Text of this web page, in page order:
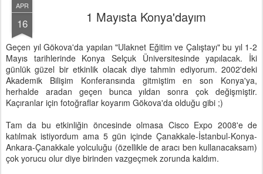
APR
16 1 Mayısta Konya'dayım
Geçen yıl Gökova'da yapılan "Ulaknet Eğitim ve Çalıştayı" bu yıl 1-2
Mayıs tarihlerinde Konya Selçuk Üniversitesinde yapılacak. İki
günlük güzel bir etkinlik olacak diye tahmin ediyorum. 2002'deki
Akademik Bilişim Konferansında gitmiştim en son Konya'ya,
herhalde aradan geçen bunca yıldan sonra çok değişmiştir.
Kaçıranlar için fotoğraflar koyarım Gökova'da olduğu gibi ;)
Tam da bu etkinliğin öncesinde olmasa Cisco Expo 2008'e de
katılmak istiyordum ama 5 gün içinde Çanakkale-İstanbul-Konya-
Ankara-Çanakkale yolculuğu (özellikle de aracı ben kullanacaksam)
çok yorucu olur diye birinden vazgeçmek zorunda kaldım.